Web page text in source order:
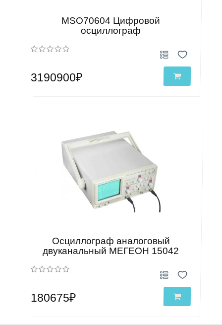
MSO70604 Цифровой
осциллограф
3190900₽
Осциллограф аналоговый
двуканальный МЕГЕОН 15042
180675₽